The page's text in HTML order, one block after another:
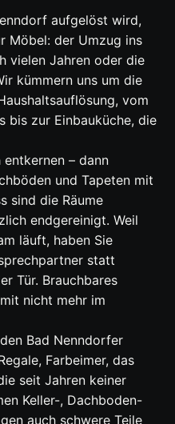
aufgelöst wird,
Möbel: der Umzug ins
vielen Jahren oder die
kümmern uns um die
vom
bis zur Einbauküche, die
– dann
und Tapeten mit
sind die Räume
endgereinigt. Weil
läuft, haben Sie
statt
Tür. Brauchbares
nicht mehr im
Bad Nenndorfer
Farbeimer, das
seit Jahren keiner
Keller-, Dachboden-
auch schwere Teile